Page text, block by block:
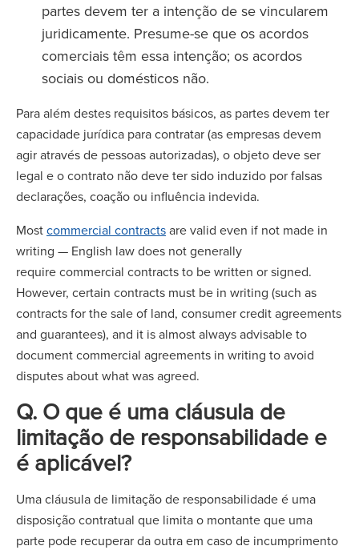
partes devem ter a intenção de se vincularem
juridicamente. Presume-se que os acordos
comerciais têm essa intenção; os acordos
sociais ou domésticos não.
Para além destes requisitos básicos, as partes devem ter
capacidade jurídica para contratar (as empresas devem
agir através de pessoas autorizadas), o objeto deve ser
legal e o contrato não deve ter sido induzido por falsas
declarações, coação ou influência indevida.
Mostcommercial contractsare valid even if not made in
writing — English law does not generally
require commercial contracts to be written or signed.
However, certain contracts must be in writing (such as
contracts for the sale of land, consumer credit agreements
and guarantees), and it is almost always advisable to
document commercial agreements in writing to avoid
disputes about what was agreed.
Q. O que é uma cláusula de
limitação de responsabilidade e
é aplicável?
Uma cláusula de limitação de responsabilidade é uma
disposição contratual que limita o montante que uma
parte pode recuperar da outra em caso de incumprimento